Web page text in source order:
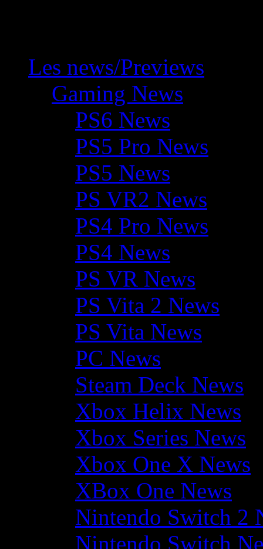
Les news/Previews
Gaming News
PS6 News
PS5 Pro News
PS5 News
PS VR2 News
PS4 Pro News
PS4 News
PS VR News
PS Vita 2 News
PS Vita News
PC News
Steam Deck News
Xbox Helix News
Xbox Series News
Xbox One X News
XBox One News
Nintendo Switch 2
Nintendo Switch